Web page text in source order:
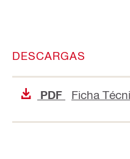
DESCARGAS
PDF Ficha